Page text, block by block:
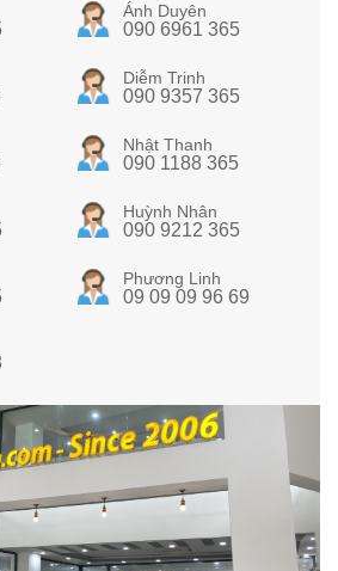
Ánh Duyên
090 6961 365
Diễm Trinh
090 9357 365
Nhật Thanh
090 1188 365
Huỳnh Nhân
090 9212 365
Phương Linh
09 09 09 96 69